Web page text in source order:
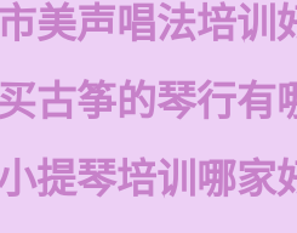
美声唱法培训
古筝的琴行有
提琴培训哪家